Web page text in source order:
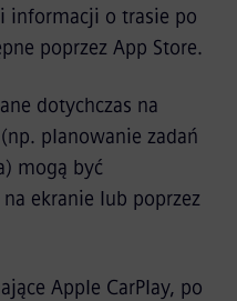
informacji o trasie po
poprzez App Store.
dotychczas na
planowanie zadań
mogą być
ekranie lub poprzez
Apple CarPlay, po